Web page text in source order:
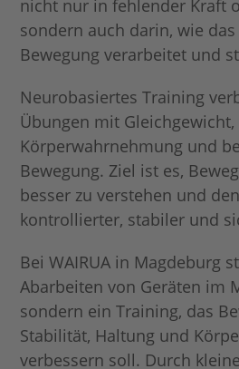
nicht nur in fehlender Kraft
sondern auch darin, wie
Bewegung verarbeitet und
Neurobasiertes Training
Übungen mit
Körperwahrnehmung und
Bewegung. Ziel ist es,
besser zu verstehen und
kontrollierter, stabiler und
Bei WAIRUA in Magdeburg
Abarbeiten von Geräten im
sondern ein Training, das
Stabilität, Haltung und
verbessern soll. Durch